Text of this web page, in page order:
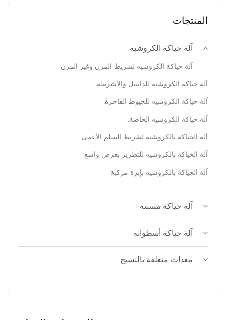
المنتجات
آلة حياكة الكروشيه
آلة حياكة الكروشيه لشريط المرن وغير المرن
آلة حياكة الكروشيه للدانتيل والأشرطة.
آلة حياكة الكروشيه للخيوط الفاخرة.
آلة حياكة الكروشيه الخاصة.
آلة الحياكة بالكروشيه لشريط السلم الأعمى
آلة الحياكة بالكروشيه للتطريز بعرض واسع
آلة الحياكة بالكروشيه بإبرة مركبة
آلة حياكة مسننة
آلة حياكة أسطوانة
معدات متعلقة بالنسيج